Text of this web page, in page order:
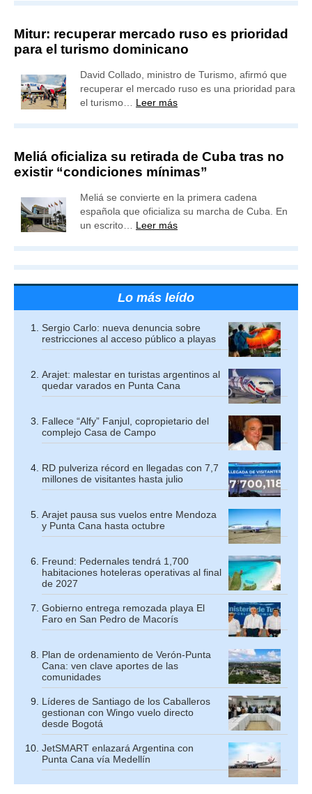
Mitur: recuperar mercado ruso es prioridad
para el turismo dominicano
David Collado, ministro de Turismo, afirmó que
recuperar el mercado ruso es una prioridad para
el turismo… Leer más
Meliá oficializa su retirada de Cuba tras no
existir “condiciones mínimas”
Meliá se convierte en la primera cadena
española que oficializa su marcha de Cuba. En
un escrito… Leer más
Lo más leído
Sergio Carlo: nueva denuncia sobre
restricciones al acceso público a playas
Arajet: malestar en turistas argentinos al
quedar varados en Punta Cana
Fallece “Alfy” Fanjul, copropietario del
complejo Casa de Campo
RD pulveriza récord en llegadas con 7,7
millones de visitantes hasta julio
Arajet pausa sus vuelos entre Mendoza
y Punta Cana hasta octubre
Freund: Pedernales tendrá 1,700
habitaciones hoteleras operativas al final
de 2027
Gobierno entrega remozada playa El
Faro en San Pedro de Macorís
Plan de ordenamiento de Verón-Punta
Cana: ven clave aportes de las
comunidades
Líderes de Santiago de los Caballeros
gestionan con Wingo vuelo directo
desde Bogotá
JetSMART enlazará Argentina con
Punta Cana vía Medellín